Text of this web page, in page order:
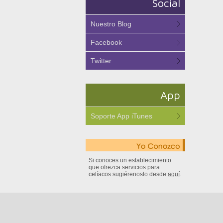
Social
Nuestro Blog
Facebook
Twitter
App
Soporte App iTunes
Si conoces un establecimiento
que ofrezca servicios para
celíacos sugiérenoslo desde aquí.